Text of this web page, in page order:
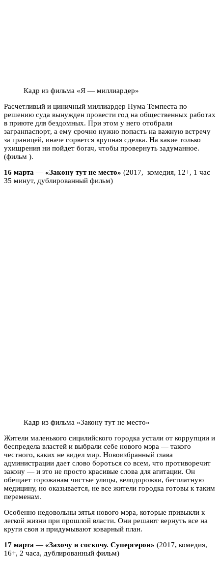
Кадр из фильма «Я — миллиардер»
Расчетливый и циничный миллиардер Нума Темпеста по
решению суда вынужден провести год на общественных работах
в приюте для бездомных. При этом у него отобрали
загранпаспорт, а ему срочно нужно попасть на важную встречу
за границей, иначе сорвется крупная сделка. На какие только
ухищрения ни пойдет богач, чтобы провернуть задуманное.
(фильм ).
16 марта — «Закону тут не место» (2017, комедия, 12+, 1 час
35 минут, дублированный фильм)
Кадр из фильма «Закону тут не место»
Жители маленького сицилийского городка устали от коррупции и
беспредела властей и выбрали себе нового мэра — такого
честного, каких не видел мир. Новоизбранный глава
администрации дает слово бороться со всем, что противоречит
закону — и это не просто красивые слова для агитации. Он
обещает горожанам чистые улицы, велодорожки, бесплатную
медицину, но оказывается, не все жители городка готовы к таким
переменам.
Особенно недовольны зятья нового мэра, которые привыкли к
легкой жизни при прошлой власти. Они решают вернуть все на
круги своя и придумывают коварный план.
17 марта — «Захочу и соскочу. Супергерои» (2017, комедия,
16+, 2 часа, дублированный фильм)